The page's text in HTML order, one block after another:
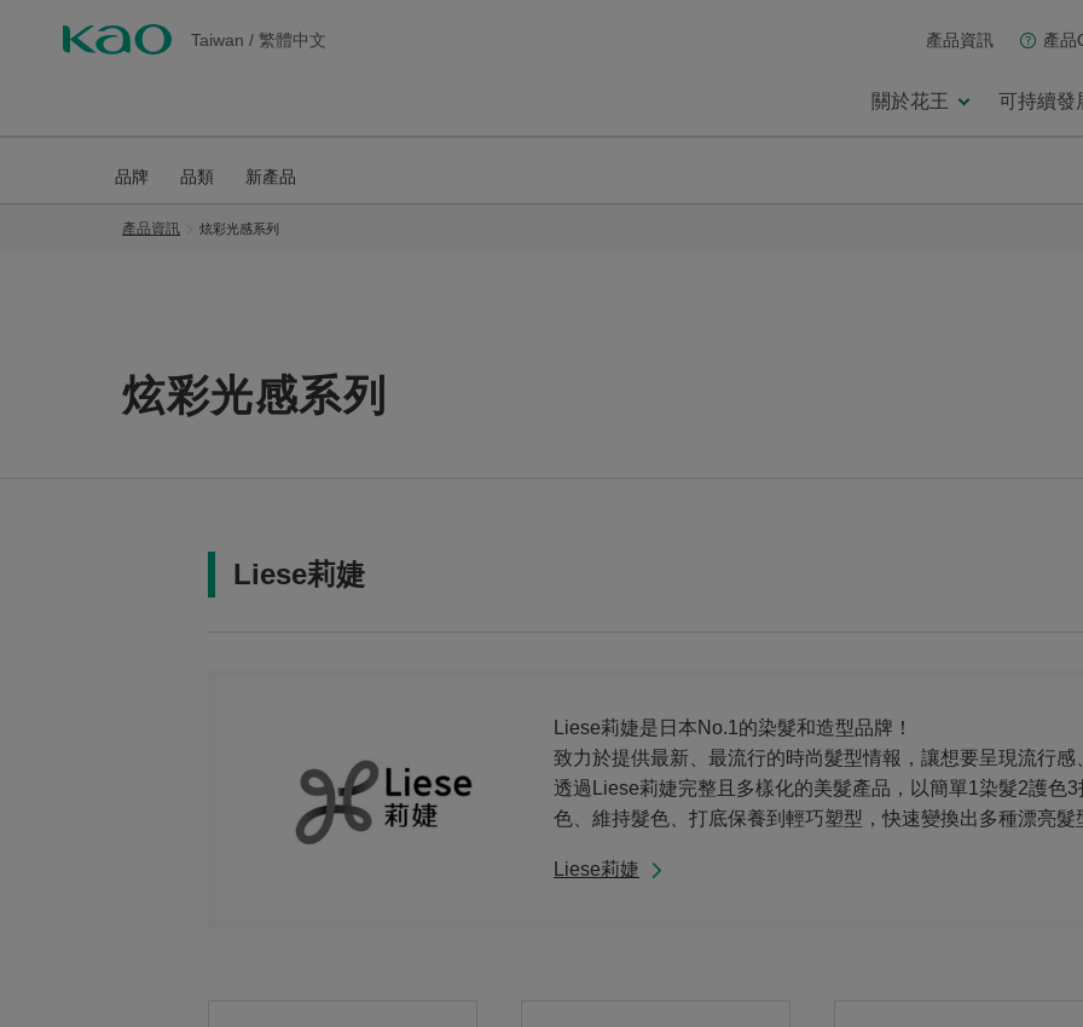
Taiwan / 繁體中文 產品資訊 產品
關於花王 可持續發
品牌 品類 新產品
產品資訊 炫彩光感系列
炫彩光感系列
Liese莉婕
Liese莉婕是日本No.1的染髮和造型品牌！
致力於提供最新、最流行的時尚髮型情報，讓想要呈現流行感
透過Liese莉婕完整且多樣化的美髮產品，以簡單1染髮2護色
色、維持髮色、打底保養到輕巧塑型，快速變換出多種漂亮髮
Liese莉婕